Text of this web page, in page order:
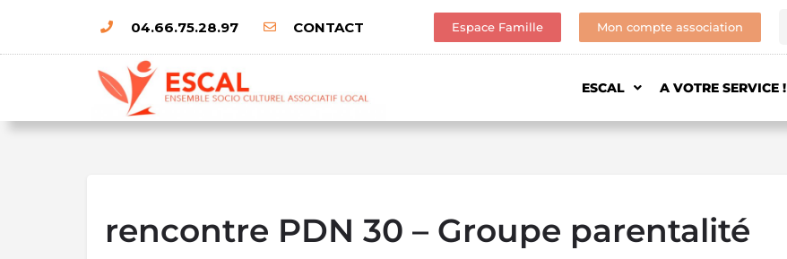
04.66.75.28.97 CONTACT Espace Famille Mon compte association
ESCAL A VOTRE SERVICE !
rencontre PDN 30 – Groupe parentalité